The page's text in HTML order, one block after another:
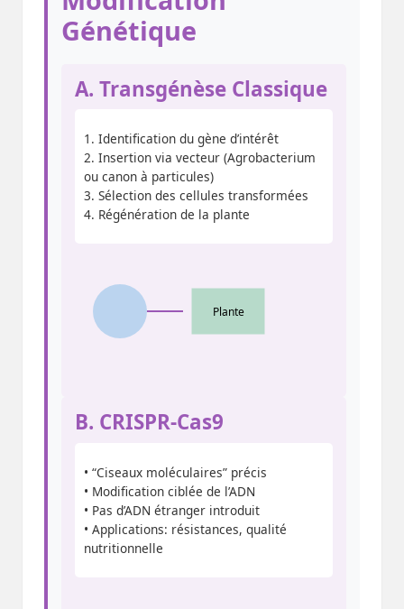
Génétique
A. Transgénèse Classique
1. Identification du gène d’intérêt
2. Insertion via vecteur (Agrobacterium
ou canon à particules)
3. Sélection des cellules transformées
4. Régénération de la plante
Plante
B. CRISPR-Cas9
• “Ciseaux moléculaires” précis
• Modification ciblée de l’ADN
• Pas d’ADN étranger introduit
• Applications: résistances, qualité
nutritionnelle